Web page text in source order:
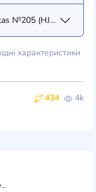
№205 (HJT02)?
характеристики
434 4k
Прокоментувати